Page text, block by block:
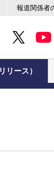
報道関係者
リース）